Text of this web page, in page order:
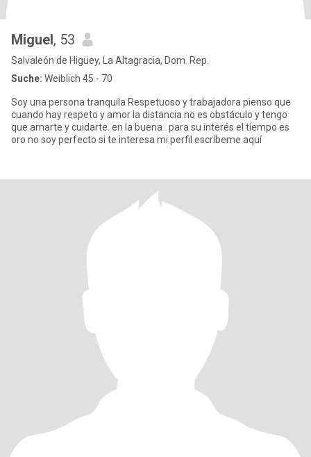
Miguel, 53
Salvaleón de Higüey, La Altagracia, Dom. Rep.
Suche: Weiblich 45 - 70
Soy una persona tranquila Respetuoso y trabajadora pienso que
cuando hay respeto y amor la distancia no es obstáculo y tengo
que amarte y cuidarte. en la buena . para su interés el tiempo es
oro no soy perfecto si te interesa mi perfil escríbeme aquí